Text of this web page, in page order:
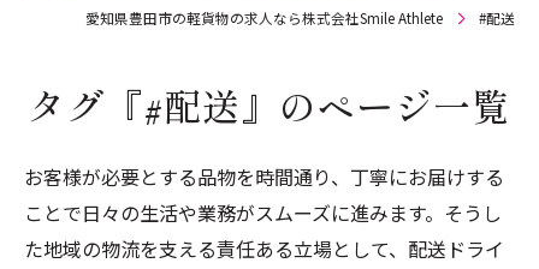
愛知県豊田市の軽貨物の求人なら株式会社Smile Athlete #配送
タグ『#配送』のページ一覧
お客様が必要とする品物を時間通り、丁寧にお届けする
ことで日々の生活や業務がスムーズに進みます。そうし
た地域の物流を支える責任ある立場として、配送ドライ